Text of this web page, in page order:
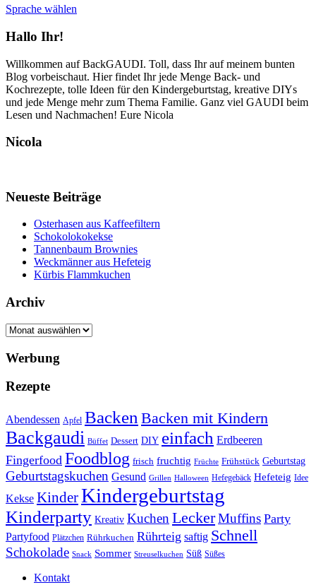
Sprache wählen
Hallo Ihr!
Willkommen auf BackGAUDI. Toll, dass Ihr auf meinem bunten
Blog vorbeischaut. Hier findet Ihr jede Menge Back- und
Kochrezepte, tolle Ideen für den Kindergeburtstag, kreative DIYs
und jede Menge mehr zum Thema Familie. Ganz viel GAUDI beim
Lesen und Nachmachen! Eure Nicola
Nicola
Neueste Beiträge
Osterhasen aus Kaffeefiltern
Schokolokokekse
Tannenbaum Brownies
Weckmänner aus Hefeteig
Kürbis Flammkuchen
Archiv
Archiv
Werbung
Rezepte
Abendessen Apfel Backen Backen mit Kindern
Backgaudi Büffet Dessert DIY einfach Erdbeeren
Fingerfood Foodblog frisch fruchtig Früchte Frühstück Geburtstag
Geburtstagskuchen Gesund Grillen Halloween Hefegebäck Hefeteig Idee
Kekse KinderKindergeburtstag
Kinderparty Kreativ Kuchen LeckerMuffins Party
Partyfood Plätzchen Rührkuchen Rührteig saftig Schnell
Schokolade Snack Sommer Streuselkuchen Süß Süßes
Kontakt